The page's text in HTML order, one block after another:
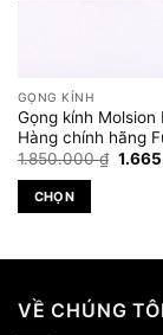
GỌNG KÍNH
Gọng kính Molsion
Hàng chính hãng
1.850.000₫ Giá
CHỌN
có
nhiều
VỀ CHÚNG